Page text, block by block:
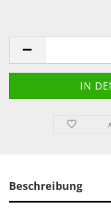
Beschreibung